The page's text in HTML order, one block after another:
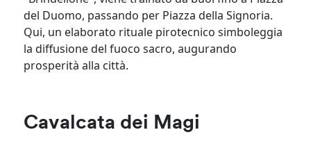
del Duomo, passando per Piazza della Signoria.
Qui, un elaborato rituale pirotecnico simboleggia
la diffusione del fuoco sacro, augurando
prosperità alla città.
Cavalcata dei Magi